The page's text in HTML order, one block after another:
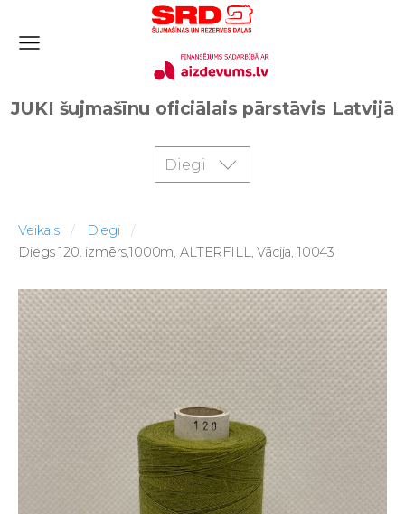
JUKI šujmašīnu oficiālais pārstāvis Latvijā
Diegi
Veikals
Diegi
Diegs 120. izmērs,1000m, ALTERFILL, Vācija, 10043